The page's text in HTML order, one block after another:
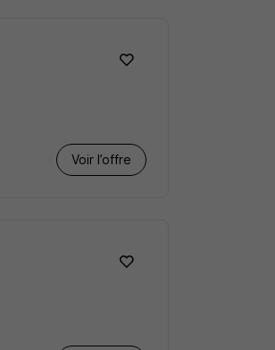
Voir l’offre